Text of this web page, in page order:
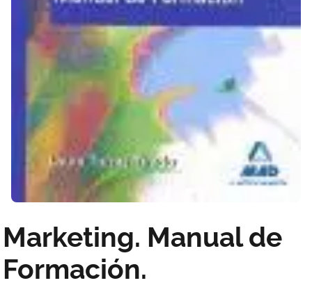
Marketing. Manual de
Formación.